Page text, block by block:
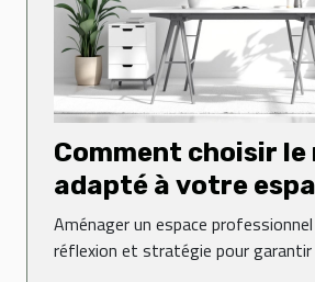
Comment choisir le
adapté à votre
professionnel ?
Aménager un espace
réflexion et stratégie pour